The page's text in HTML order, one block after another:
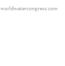
worldwatercongress.com